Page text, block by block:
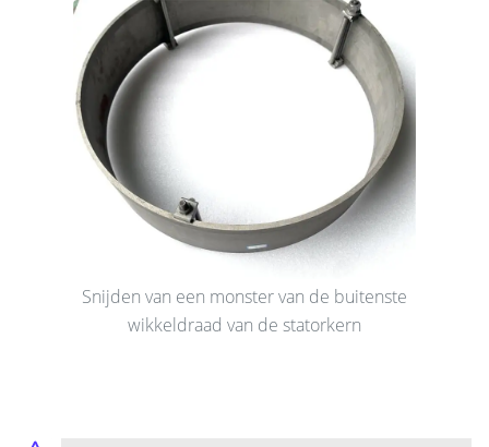
Snijden van een monster van de buitenste
wikkeldraad van de statorkern